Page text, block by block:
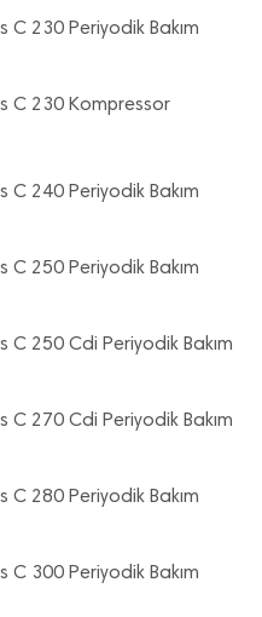
230 Periyodik Bakım
C 230 Kompressor
240 Periyodik Bakım
250 Periyodik Bakım
250 Cdi Periyodik Bakım
270 Cdi Periyodik Bakım
280 Periyodik Bakım
300 Periyodik Bakım